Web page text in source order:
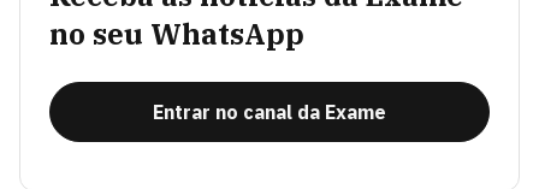
no seu WhatsApp
Entrar no canal da Exame